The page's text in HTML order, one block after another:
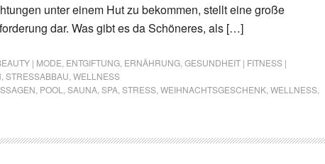
unter einem Hut zu bekommen, stellt eine große
dar. Was gibt es da Schöneres, als […]
| MODE ENTGIFTUNG ERNÄHRUNG GESUNDHEIT | FITNESS |
STRESSABBAU WELLNESS
POOL SAUNA SPA STRESS WEIHNACHTSGESCHENK WELLNESS